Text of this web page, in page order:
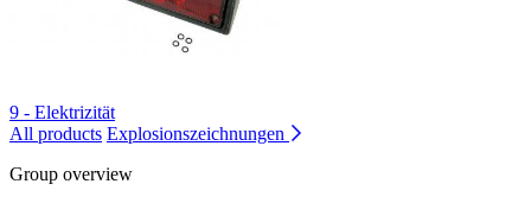
9 - Elektrizität
All products Explosionszeichnungen
Group overview